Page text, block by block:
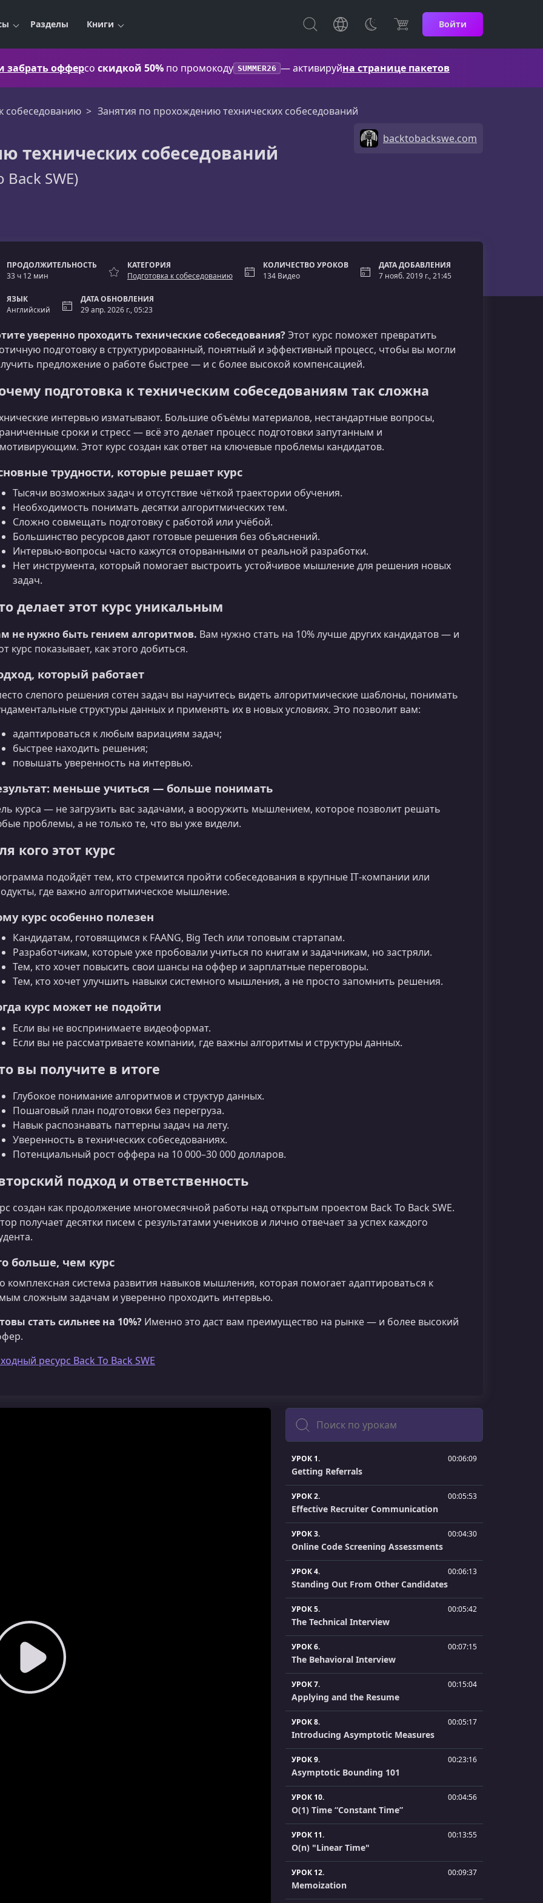
Разделы Книги Войти
забрать офферсо скидкой 50% по промокоду SUMMER26 — активируйна странице пакетов
собеседованию Занятия по прохождению технических собеседований
технических собеседований
SWE)
backtobackswe.com
ПРОДОЛЖИТЕЛЬНОСТЬ
33 ч 12 мин
КАТЕГОРИЯ
Подготовка к собеседованию
КОЛИЧЕСТВО УРОКОВ
134 Видео
ДАТА ДОБАВЛЕНИЯ
7 нояб. 2019 г., 21:45
ЯЗЫК
Английский
ДАТА ОБНОВЛЕНИЯ
29 апр. 2026 г., 05:23
уверенно проходить технические собеседования?Этот курс поможет превратить
подготовку в структурированный, понятный и эффективный процесс, чтобы вы могли
предложение о работе быстрее — и с более высокой компенсацией.
подготовка к техническим собеседованиям так сложна
интервью изматывают. Большие объёмы материалов, нестандартные вопросы,
сроки и стресс — всё это делает процесс подготовки запутанным и
Этот курс создан как ответ на ключевые проблемы кандидатов.
трудности, которые решает курс
Тысячи возможных задач и отсутствие чёткой траектории обучения.
Необходимость понимать десятки алгоритмических тем.
Сложно совмещать подготовку с работой или учёбой.
Большинство ресурсов дают готовые решения без объяснений.
Интервью-вопросы часто кажутся оторванными от реальной разработки.
Нет инструмента, который помогает выстроить устойчивое мышление для решения новых
задач.
делает этот курс уникальным
не нужно быть гением алгоритмов. Вам нужно стать на 10% лучше других кандидатов — и
курс показывает, как этого добиться.
который работает
слепого решения сотен задач вы научитесь видеть алгоритмические шаблоны, понимать
структуры данных и применять их в новых условиях. Это позволит вам:
адаптироваться к любым вариациям задач;
быстрее находить решения;
повышать уверенность на интервью.
меньше учиться — больше понимать
курса — не загрузить вас задачами, а вооружить мышлением, которое позволит решать
проблемы, а не только те, что вы уже видели.
кого этот курс
подойдёт тем, кто стремится пройти собеседования в крупные IT‑компании или
где важно алгоритмическое мышление.
курс особенно полезен
Кандидатам, готовящимся к FAANG, Big Tech или топовым стартапам.
Разработчикам, которые уже пробовали учиться по книгам и задачникам, но застряли.
Тем, кто хочет повысить свои шансы на оффер и зарплатные переговоры.
Тем, кто хочет улучшить навыки системного мышления, а не просто запомнить решения.
курс может не подойти
Если вы не воспринимаете видеоформат.
Если вы не рассматриваете компании, где важны алгоритмы и структуры данных.
вы получите в итоге
Глубокое понимание алгоритмов и структур данных.
Пошаговый план подготовки без перегруза.
Навык распознавать паттерны задач на лету.
Уверенность в технических собеседованиях.
Потенциальный рост оффера на 10 000–30 000 долларов.
подход и ответственность
создан как продолжение многомесячной работы над открытым проектом Back To Back SWE.
получает десятки писем с результатами учеников и лично отвечает за успех каждого
больше, чем курс
комплексная система развития навыков мышления, которая помогает адаптироваться к
сложным задачам и уверенно проходить интервью.
стать сильнее на 10%? Именно это даст вам преимущество на рынке — и более высокий
ресурс Back To Back SWE
Поиск
УРОК 1. 00:06:09
Getting Referrals
УРОК 2. 00:05:53
Effective Recruiter Communication
УРОК 3. 00:04:30
Online Code Screening Assessments
УРОК 4. 00:06:13
Standing Out From Other Candidates
УРОК 5. 00:05:42
The Technical Interview
УРОК 6. 00:07:15
The Behavioral Interview
УРОК 7. 00:15:04
Applying and the Resume
УРОК 8. 00:05:17
Introducing Asymptotic Measures
УРОК 9. 00:23:16
Asymptotic Bounding 101
УРОК 10. 00:04:56
O(1) Time “Constant Time”
УРОК 11. 00:13:55
O(n) "Linear Time"
УРОК 12. 00:09:37
Memoization